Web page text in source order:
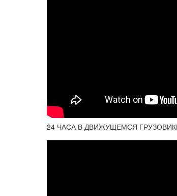
24 ЧАСА В ДВИЖУЩЕМСЯ